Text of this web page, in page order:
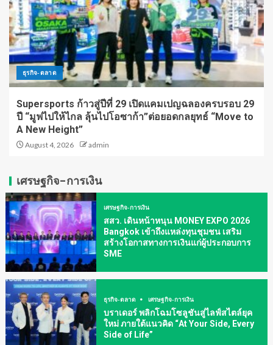
ธุรกิจ-ตลาด
Supersports ก้าวสู่ปีที่ 29 เปิดแคมเปญฉลองครบรอบ 29
ปี “มูฟไปให้ไกล ลุ้นไปโอซาก้า”ต่อยอดกลยุทธ์ “Move to
A New Height”
August 4, 2026 admin
เศรษฐกิจ-การเงิน
เศรษฐกิจ-การเงิน
สสว. เดินหน้าหนุน MONEY EXPO 2026
Bangkok เข้าถึงแหล่งทุนชุมชน เสริม
สร้างโอกาสทางการเงินแก่ผู้ประกอบการ
SME
ธุรกิจ-ตลาด เศรษฐกิจ-การเงิน
บราเดอร์ พลิกโฉมโซลูชันสู่ไลฟ์สไตล์ยุค
ใหม่ ภายใต้แนวคิด “At Your Side, Every
Side of Life”